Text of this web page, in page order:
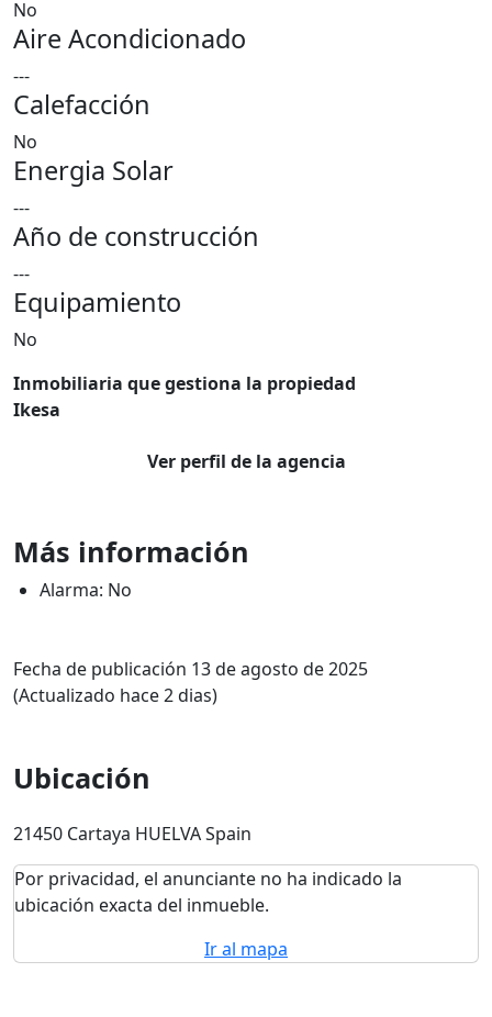
No
Aire Acondicionado
---
Calefacción
No
Energia Solar
---
Año de construcción
---
Equipamiento
No
Inmobiliaria que gestiona la propiedad
Ikesa
Ver perfil de la agencia
Más información
Alarma: No
Fecha de publicación 13 de agosto de 2025
(Actualizado hace 2 dias)
Ubicación
21450 Cartaya HUELVA Spain
Por privacidad, el anunciante no ha indicado la
ubicación exacta del inmueble.
Ir al mapa